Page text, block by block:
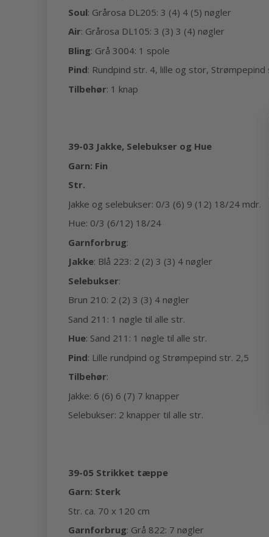
Soul: Grårosa DL205: 3 (4) 4 (5) nøgler
Air: Grårosa DL105: 3 (3) 3 (4) nøgler
Bling: Grå 3004: 1 spole
Pind: Rundpind str. 4, lille og stor,
Tilbehør: 1 knap
39-03 Jakke, Selebukser og Hue
Garn: Fin
Str.
Jakke og selebukser: 0/3 (6) 9 (12) 18/24 mdr.
Hue: 0/3 (6/12) 18/24
Garnforbrug:
Jakke: Blå 223: 2 (2) 3 (3) 4 nøgler
Selebukser:
Brun 210: 2 (2) 3 (3) 4 nøgler
Sand 211: 1 nøgle til alle str.
Hue: Sand 211: 1 nøgle til alle str.
Pind: Lille rundpind og Strømpepind str. 2,5
Tilbehør:
Jakke: 6 (6) 6 (7) 7 knapper
Selebukser: 2 knapper til alle str.
39-05 Strikket tæppe
Garn: Sterk
Str. ca. 70 x 120 cm
Garnforbrug: Grå 822: 7 nøgler